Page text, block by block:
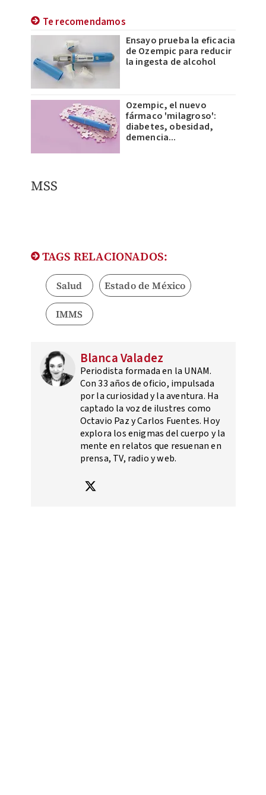
Te recomendamos
Ensayo prueba la eficacia
de Ozempic para reducir
la ingesta de alcohol
Ozempic, el nuevo
fármaco 'milagroso':
diabetes, obesidad,
demencia...
​MSS
TAGS RELACIONADOS:
Salud Estado de México
IMMS
Blanca Valadez
Periodista formada en la UNAM.
Con 33 años de oficio, impulsada
por la curiosidad y la aventura. Ha
captado la voz de ilustres como
Octavio Paz y Carlos Fuentes. Hoy
explora los enigmas del cuerpo y la
mente en relatos que resuenan en
prensa, TV, radio y web.